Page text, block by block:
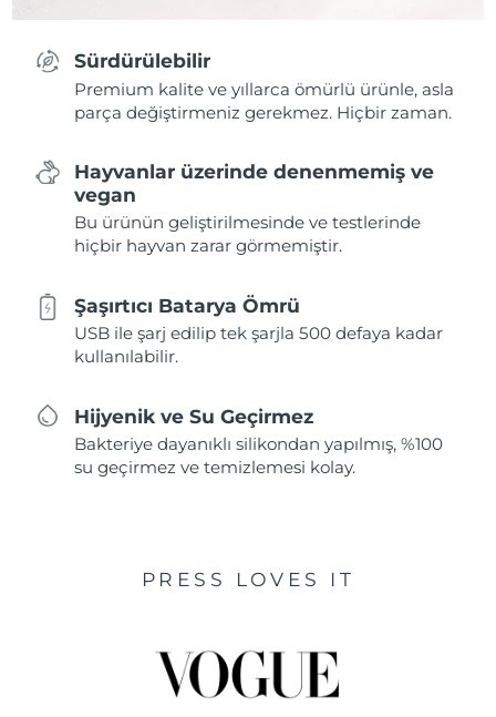
Sürdürülebilir
Premium kalite ve yıllarca ömürlü ürünle, asla
parça değiştirmeniz gerekmez. Hiçbir zaman.
Hayvanlar üzerinde denenmemiş ve
vegan
Bu ürünün geliştirilmesinde ve testlerinde
hiçbir hayvan zarar görmemiştir.
Şaşırtıcı Batarya Ömrü
USB ile şarj edilip tek şarjla 500 defaya kadar
kullanılabilir.
Hijyenik ve Su Geçirmez
Bakteriye dayanıklı silikondan yapılmış, %100
su geçirmez ve temizlemesi kolay.
PRESS LOVES IT